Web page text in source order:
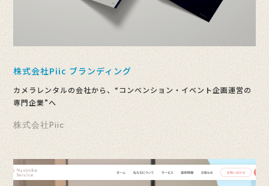
株式会社Piic ブランディング
カメラレンタルの会社から、“コンベンション・イベント企画運営の
専門企業”へ
株式会社Piic